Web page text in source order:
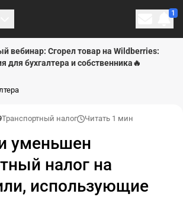
1
вебинар: Сгорел товар на Wildberries:
для бухгалтера и собственника🔥
Транспортный налог Читать 1 мин
уменьшен
налог на
использующие